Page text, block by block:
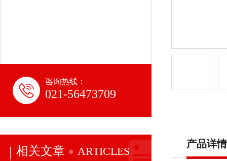
咨询热线：
021-56473709
相关文章 ARTICLES
产品详情